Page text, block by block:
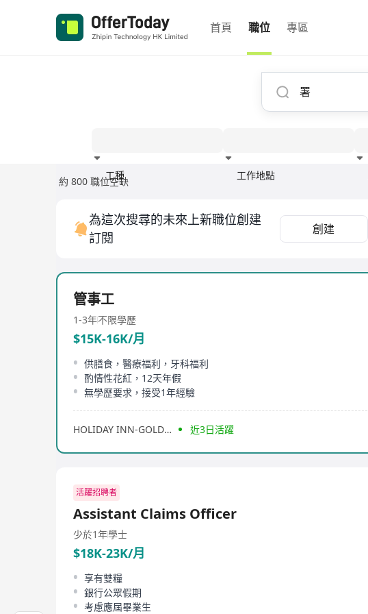
首頁 職位 專區
工種 工作地點
約 800 職位空缺
為這次搜尋的未來上新職位創建
訂閱
創建
管事工
1-3年不限學歷
$15K-16K/月
供膳食，醫療福利，牙科福利
酌情性花紅，12天年假
無學歷要求，接受1年經驗
HOLIDAY INN-GOLDEN MILE HONG KONG 近3日活躍
活躍招聘者
Assistant Claims Officer
少於1年學士
$18K-23K/月
享有雙糧
銀行公眾假期
考慮應屆畢業生